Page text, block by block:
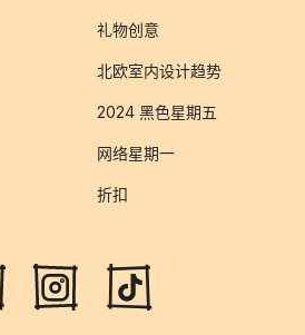
礼物创意
北欧室内设计趋势
2024 黑色星期五
网络星期一
折扣